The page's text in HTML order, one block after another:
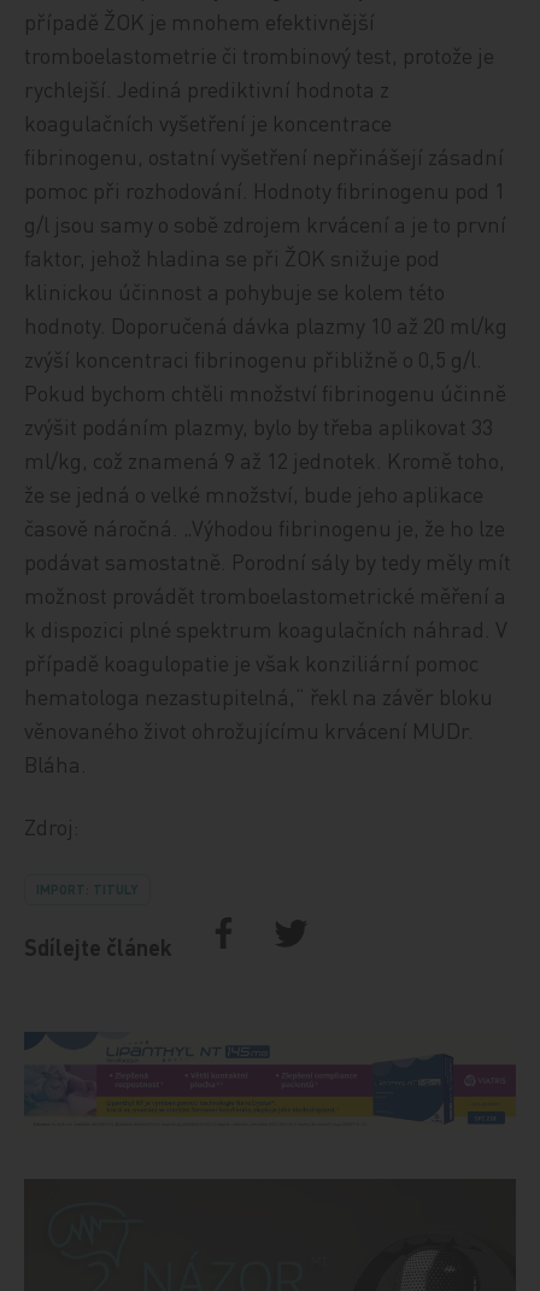
případě ŽOK je mnohem efektivnější
tromboelastometrie či trombinový test, protože je
rychlejší. Jediná prediktivní hodnota z
koagulačních vyšetření je koncentrace
fibrinogenu, ostatní vyšetření nepřinášejí zásadní
pomoc při rozhodování. Hodnoty fibrinogenu pod 1
g/l jsou samy o sobě zdrojem krvácení a je to první
faktor, jehož hladina se při ŽOK snižuje pod
klinickou účinnost a pohybuje se kolem této
hodnoty. Doporučená dávka plazmy 10 až 20 ml/kg
zvýší koncentraci fibrinogenu přibližně o 0,5 g/l.
Pokud bychom chtěli množství fibrinogenu účinně
zvýšit podáním plazmy, bylo by třeba aplikovat 33
ml/kg, což znamená 9 až 12 jednotek. Kromě toho,
že se jedná o velké množství, bude jeho aplikace
časově náročná. „Výhodou fibrinogenu je, že ho lze
podávat samostatně. Porodní sály by tedy měly mít
možnost provádět tromboelastometrické měření a
k dispozici plné spektrum koagulačních náhrad. V
případě koagulopatie je však konziliární pomoc
hematologa nezastupitelná,“ řekl na závěr bloku
věnovaného život ohrožujícímu krvácení MUDr.
Bláha.
Zdroj:
IMPORT: TITULY
Sdílejte článek